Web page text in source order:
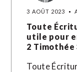
3 AOÛT 2023
Toute
utile pour
2 Timothée
Toute